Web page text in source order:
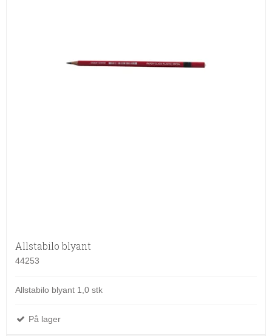
Allstabilo blyant
44253
Allstabilo blyant 1,0 stk
På lager